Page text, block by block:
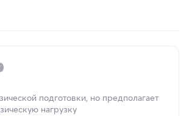
подготовки, но предполагает
нагрузку